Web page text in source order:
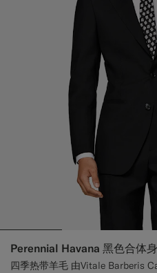
Perennial Havana 黑色合体
四季热带羊毛 由Vitale Barberis